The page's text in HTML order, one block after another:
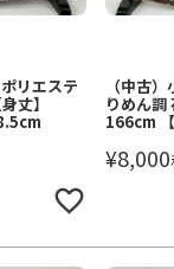
リエステ
丈】
（中古
りめん調
166cm
¥8,000